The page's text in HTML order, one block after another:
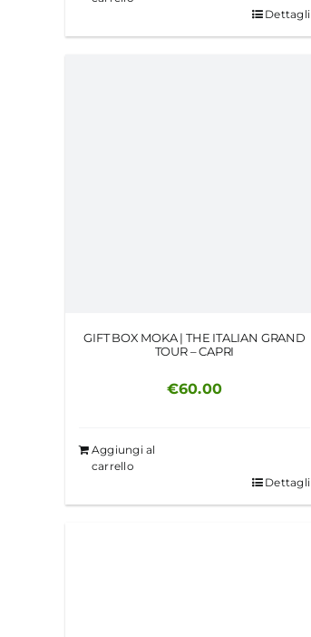
Dettagli
GIFT BOX MOKA | THE ITALIAN GRAND
TOUR – CAPRI
€60.00
Aggiungi al
carrello
Dettagli